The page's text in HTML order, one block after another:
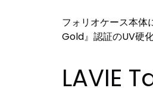
フォリオケース本体
Gold』認証のUV硬
LAVIE